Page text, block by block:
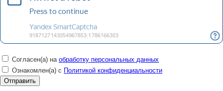
Согласен(а) на обработку персональных данных
Ознакомлен(а) с Политикой конфиденциальности